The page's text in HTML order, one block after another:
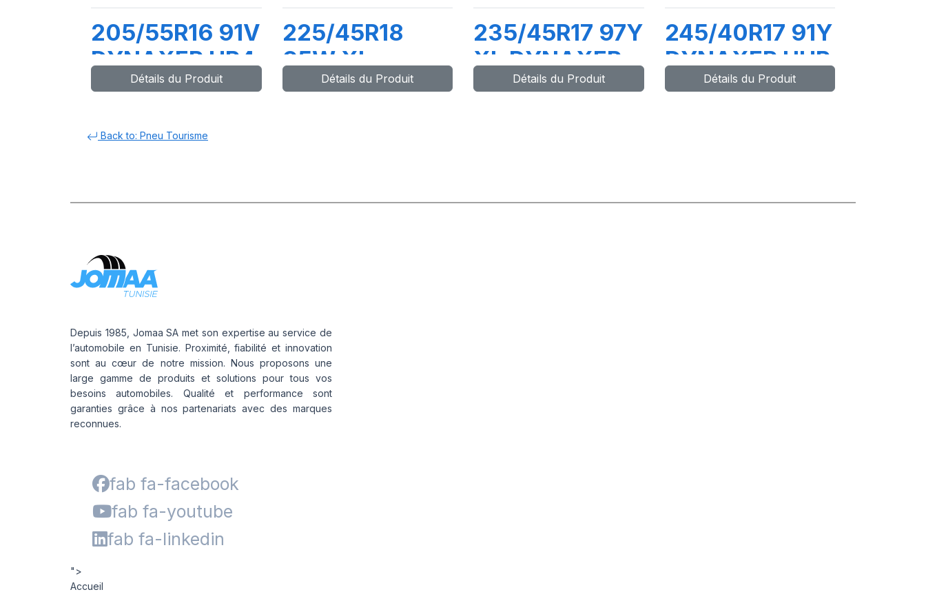
205/55R16 91V
DYNAXER HP4
Détails du Produit
225/45R18
95W XL
DYNAXER HP5
Détails du Produit
235/45R17 97Y
XL DYNAXER
HP5Détails du Produit
245/40R17 91Y
DYNAXER UHP
Détails du Produit
Back to: Pneu Tourisme
Depuis 1985, Jomaa SA met son expertise au service de
l’automobile en Tunisie. Proximité, fiabilité et innovation
sont au cœur de notre mission. Nous proposons une
large gamme de produits et solutions pour tous vos
besoins automobiles. Qualité et performance sont
garanties grâce à nos partenariats avec des marques
reconnues.
fab fa-facebook
fab fa-youtube
fab fa-linkedin
">
Accueil